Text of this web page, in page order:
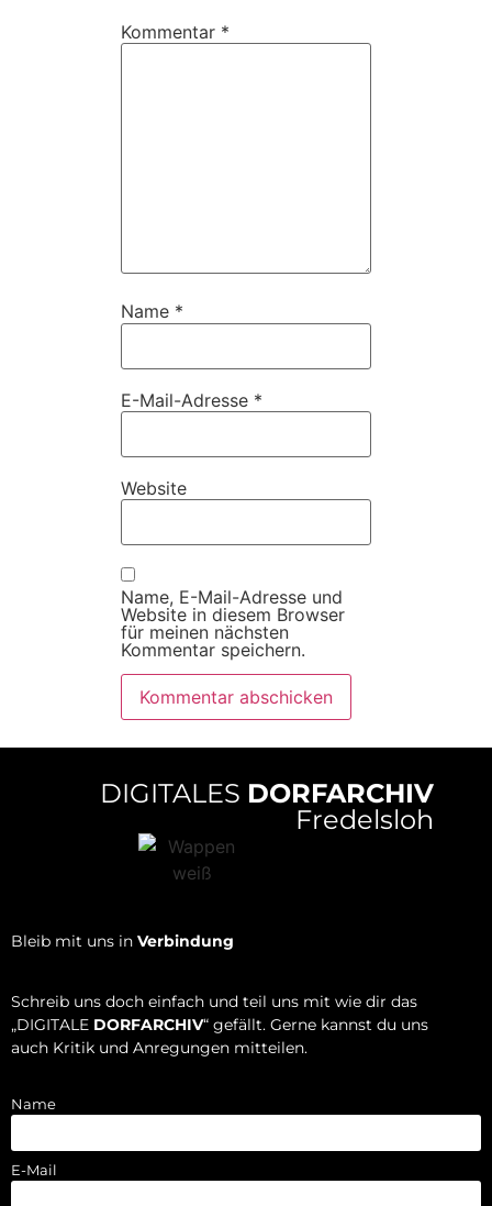
Kommentar *
Name *
E-Mail-Adresse *
Website
Name, E-Mail-Adresse und
Website in diesem Browser
für meinen nächsten
Kommentar speichern.
DIGITALES DORFARCHIV
Fredelsloh
Bleib mit uns in Verbindung
Schreib uns doch einfach und teil uns mit wie dir das
„DIGITALE DORFARCHIV“ gefällt. Gerne kannst du uns
auch Kritik und Anregungen mitteilen.
Name
E-Mail